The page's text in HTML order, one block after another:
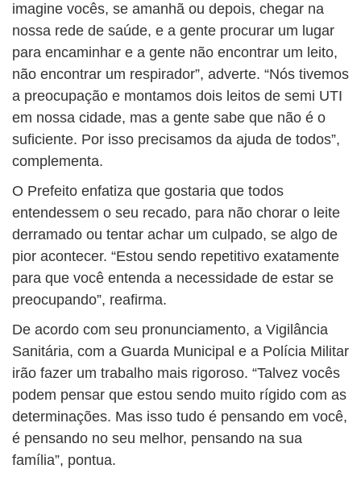
imagine vocês, se amanhã ou depois, chegar na
nossa rede de saúde, e a gente procurar um lugar
para encaminhar e a gente não encontrar um leito,
não encontrar um respirador”, adverte. “Nós tivemos
a preocupação e montamos dois leitos de semi UTI
em nossa cidade, mas a gente sabe que não é o
suficiente. Por isso precisamos da ajuda de todos”,
complementa.
O Prefeito enfatiza que gostaria que todos
entendessem o seu recado, para não chorar o leite
derramado ou tentar achar um culpado, se algo de
pior acontecer. “Estou sendo repetitivo exatamente
para que você entenda a necessidade de estar se
preocupando”, reafirma.
De acordo com seu pronunciamento, a Vigilância
Sanitária, com a Guarda Municipal e a Polícia Militar
irão fazer um trabalho mais rigoroso. “Talvez vocês
podem pensar que estou sendo muito rígido com as
determinações. Mas isso tudo é pensando em você,
é pensando no seu melhor, pensando na sua
família”, pontua.